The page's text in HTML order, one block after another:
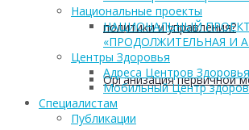
политики и управления?
Организация первичной
Национальные проекты
НАЦИОНАЛЬНЫЙ ПРОЕКТ
«ПРОДОЛЖИТЕЛЬНАЯ И
Центры Здоровья
Адреса Центров Здоровья
Мобильный Центр
Cпециалистам
Публикации